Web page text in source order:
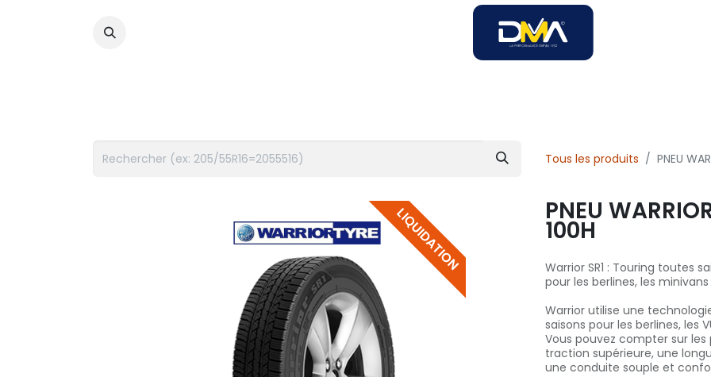
Tous les produits PNEU
LIQUIDATION PNEU
100H
Warrior SR1 : Touring toutes
pour les berlines, les minivans
Warrior utilise une
saisons pour les berlines, les
Vous pouvez compter sur les
traction supérieure, une
une conduite souple et